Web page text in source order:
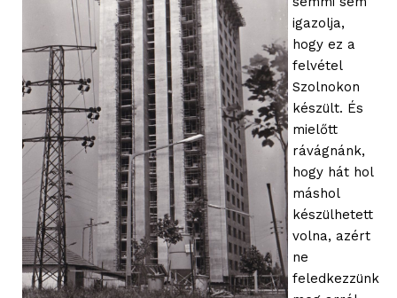
igazolja,
hogy ez a
felvétel
Szolnokon
készült. És
mielőtt
rávágnánk,
hogy hát hol
máshol
készülhetett
volna, azért
ne
feledkezzünk